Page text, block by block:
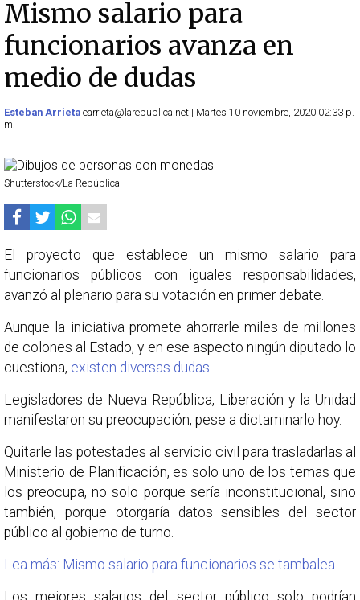
Mismo salario para
funcionarios avanza en
medio de dudas
Esteban Arrieta earrieta@larepublica.net | Martes 10 noviembre, 2020 02:33 p.
m.
Shutterstock/La República
El proyecto que establece un mismo salario para
funcionarios públicos con iguales responsabilidades,
avanzó al plenario para su votación en primer debate.
Aunque la iniciativa promete ahorrarle miles de millones
de colones al Estado, y en ese aspecto ningún diputado lo
cuestiona, existen diversas dudas.
Legisladores de Nueva República, Liberación y la Unidad
manifestaron su preocupación, pese a dictaminarlo hoy.
Quitarle las potestades al servicio civil para trasladarlas al
Ministerio de Planificación, es solo uno de los temas que
los preocupa, no solo porque sería inconstitucional, sino
también, porque otorgaría datos sensibles del sector
público al gobierno de turno.
Lea más: Mismo salario para funcionarios se tambalea